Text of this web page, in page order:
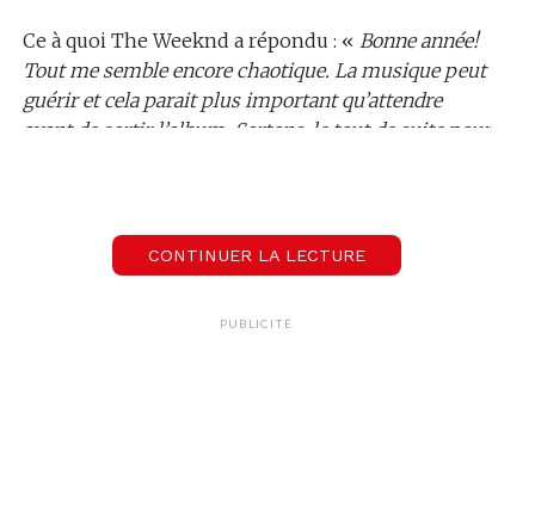
Ce à quoi The Weeknd a répondu : « Bonne année!
Tout me semble encore chaotique. La musique peut
guérir et cela parait plus important qu’attendre
avant de sortir l’album. Sortons-le tout de suite pour
CONTINUER LA LECTURE
PUBLICITÉ